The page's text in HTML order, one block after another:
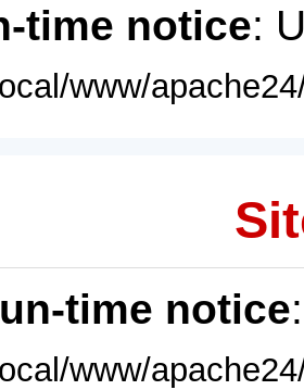
time notice:
www/
time notice
www/